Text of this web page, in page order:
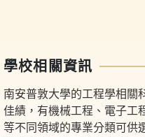
學校相關資訊
南安普敦大學的工程學相關
佳績，有機械工程、電子工
等不同領域的專業分類可供